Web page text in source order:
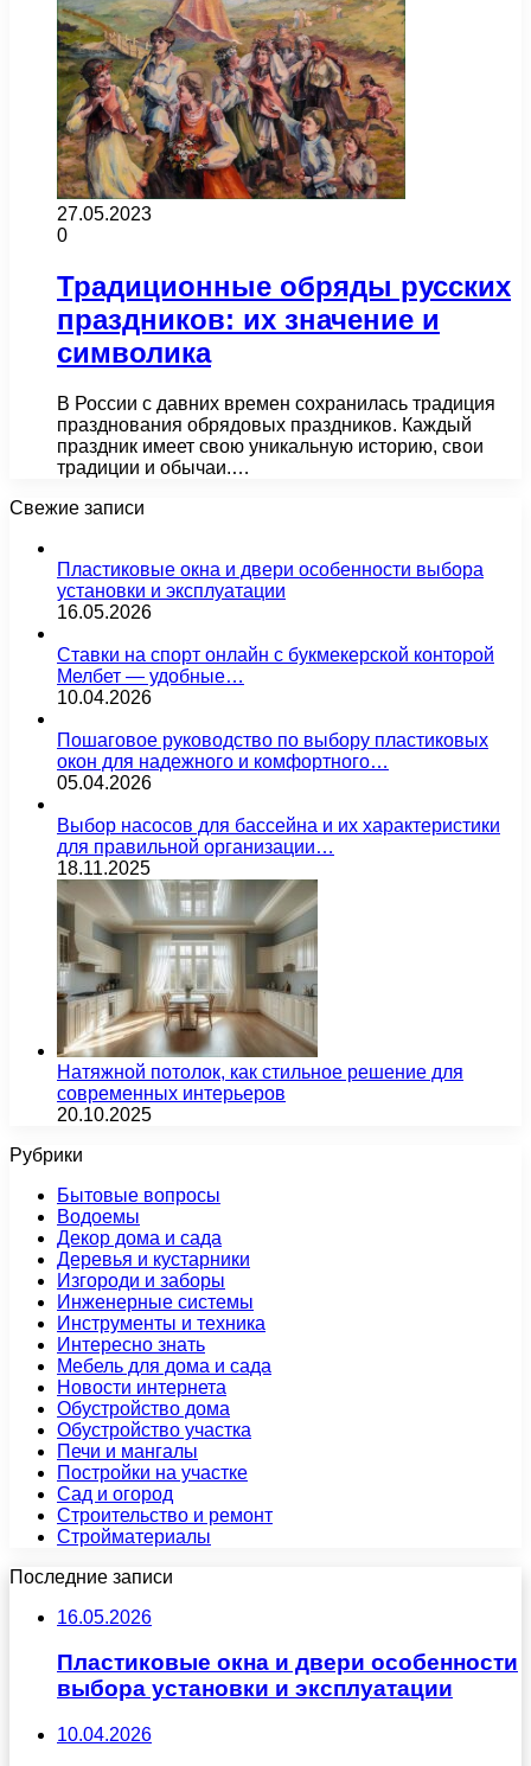
27.05.2023
0
Традиционные обряды русских
праздников: их значение и
символика
В России с давних времен сохранилась традиция
празднования обрядовых праздников. Каждый
праздник имеет свою уникальную историю, свои
традиции и обычаи.…
Свежие записи
Пластиковые окна и двери особенности выбора
установки и эксплуатации
16.05.2026
Ставки на спорт онлайн с букмекерской конторой
Мелбет — удобные…
10.04.2026
Пошаговое руководство по выбору пластиковых
окон для надежного и комфортного…
05.04.2026
Выбор насосов для бассейна и их характеристики
для правильной организации…
18.11.2025
Натяжной потолок, как стильное решение для
современных интерьеров
20.10.2025
Рубрики
Бытовые вопросы
Водоемы
Декор дома и сада
Деревья и кустарники
Изгороди и заборы
Инженерные системы
Инструменты и техника
Интересно знать
Мебель для дома и сада
Новости интернета
Обустройство дома
Обустройство участка
Печи и мангалы
Постройки на участке
Сад и огород
Строительство и ремонт
Стройматериалы
Последние записи
16.05.2026
Пластиковые окна и двери особенности
выбора установки и эксплуатации
10.04.2026